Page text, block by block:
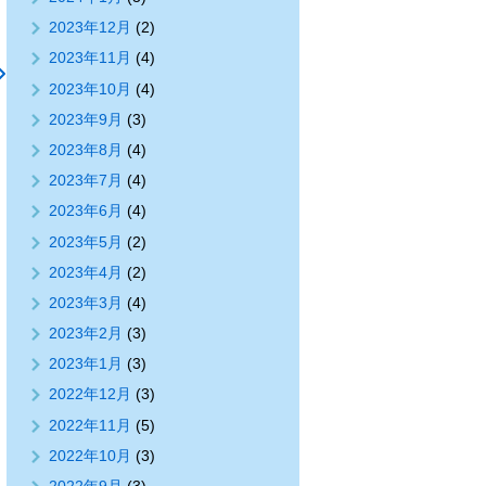
2023年12月 (2)
2023年11月 (4)
2023年10月 (4)
2023年9月 (3)
2023年8月 (4)
2023年7月 (4)
2023年6月 (4)
2023年5月 (2)
2023年4月 (2)
2023年3月 (4)
2023年2月 (3)
2023年1月 (3)
2022年12月 (3)
2022年11月 (5)
2022年10月 (3)